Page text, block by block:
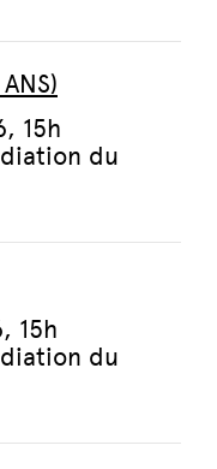
15h
du
15h
du